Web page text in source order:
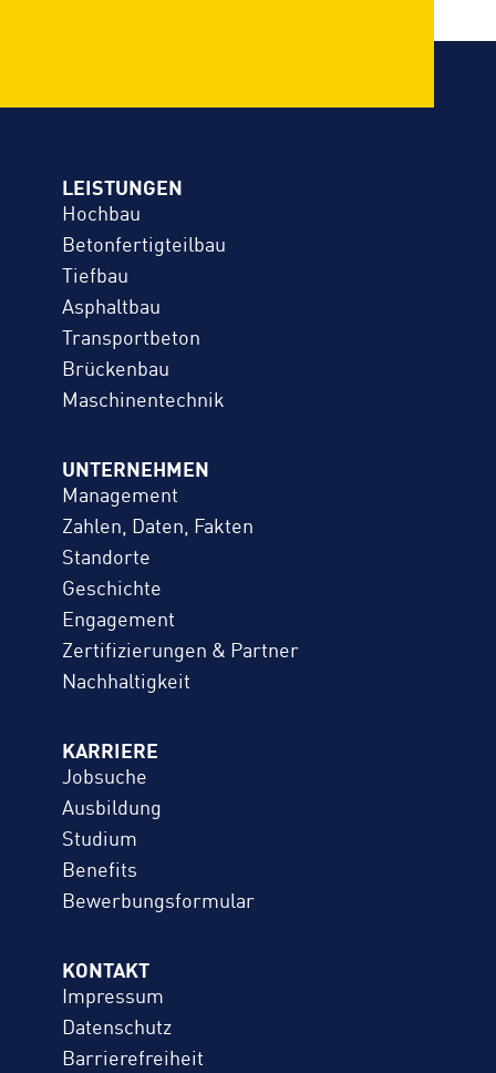
LEISTUNGEN
Hochbau
Betonfertigteilbau
Tiefbau
Asphaltbau
Transportbeton
Brückenbau
Maschinentechnik
KARRIERE
Jobsuche
Ausbildung
Studium
Benefits
Bewerbungs­formular
UNTERNEHMEN
Management
Zahlen, Daten, Fakten
Standorte
Geschichte
Engagement
Zertifizierungen & Partner
Nachhaltigkeit
KONTAKT
Impressum
Datenschutz
Barrierefreiheit